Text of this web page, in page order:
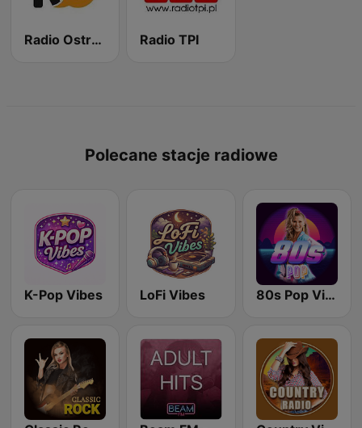
Radio Ostrowiec Radio TPI
Polecane stacje radiowe
K-Pop Vibes LoFi Vibes 80s Pop Vibes